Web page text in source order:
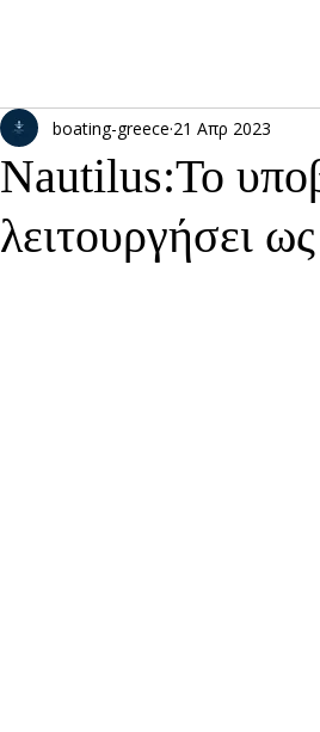
Nautilus:Το
λειτουργήσει
boating-greece 21 Απρ 2023